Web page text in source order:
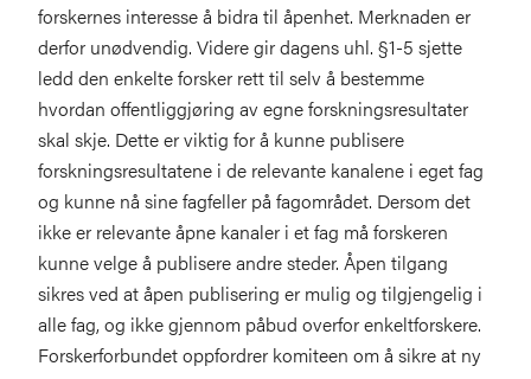
forskernes interesse å bidra til åpenhet. Merknaden er
derfor unødvendig. Videre gir dagens uhl. §1-5 sjette
ledd den enkelte forsker rett til selv å bestemme
hvordan offentliggjøring av egne forskningsresultater
skal skje. Dette er viktig for å kunne publisere
forskningsresultatene i de relevante kanalene i eget fag
og kunne nå sine fagfeller på fagområdet. Dersom det
ikke er relevante åpne kanaler i et fag må forskeren
kunne velge å publisere andre steder. Åpen tilgang
sikres ved at åpen publisering er mulig og tilgjengelig i
alle fag, og ikke gjennom påbud overfor enkeltforskere.
Forskerforbundet oppfordrer komiteen om å sikre at ny